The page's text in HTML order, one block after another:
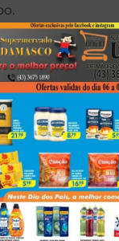
Placa De Concreto De Uma Tonelada Cai Sobre Trabalhador Em Obra No Paraná